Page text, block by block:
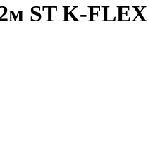
ST K-FLEX